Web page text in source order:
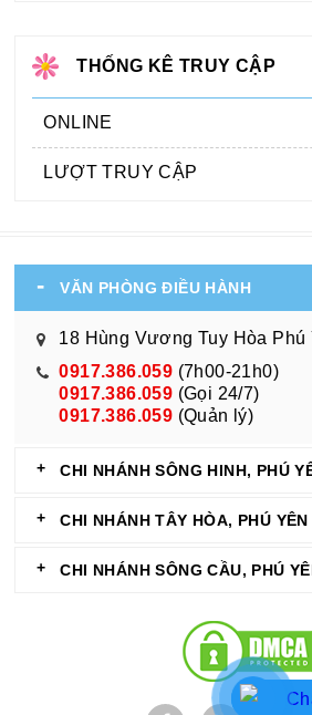
THỐNG KÊ TRUY CẬP
ONLINE
LƯỢT TRUY CẬP
VĂN PHÒNG ĐIỀU HÀNH
18 Hùng Vương Tuy Hòa Phú
0917.386.059 (7h00-21h0)
0917.386.059 (Gọi 24/7)
0917.386.059 (Quản lý)
CHI NHÁNH SÔNG HINH, PHÚ
CHI NHÁNH TÂY HÒA, PHÚ YÊN
CHI NHÁNH SÔNG CẦU, PHÚ